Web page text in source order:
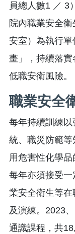
員總人數1 ／ 3
院內職業安全
安室）為執行
畫」，持續落
低職安衛風險。
職業安全
每年持續訓練
統、職災防範
用危害性化學
每年亦須接受
業安全衛生等
及演練。2023
通識課程，共